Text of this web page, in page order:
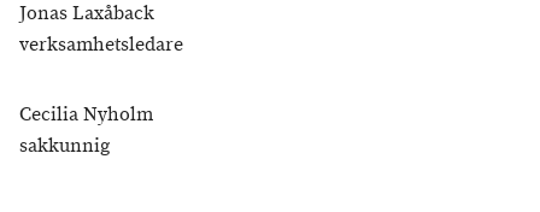
Jonas Laxåback
verksamhetsledare
Cecilia Nyholm
sakkunnig